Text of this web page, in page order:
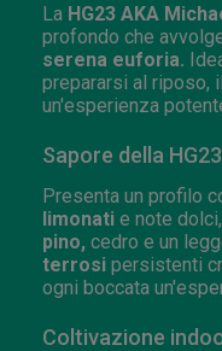
La HG23 AKA
profondo che
serena euforia.
prepararsi al riposo,
un'esperienza
Sapore della
Presenta un profilo
limonati e note
pino, cedro e un
terrosi persistenti
ogni boccata
Coltivazione